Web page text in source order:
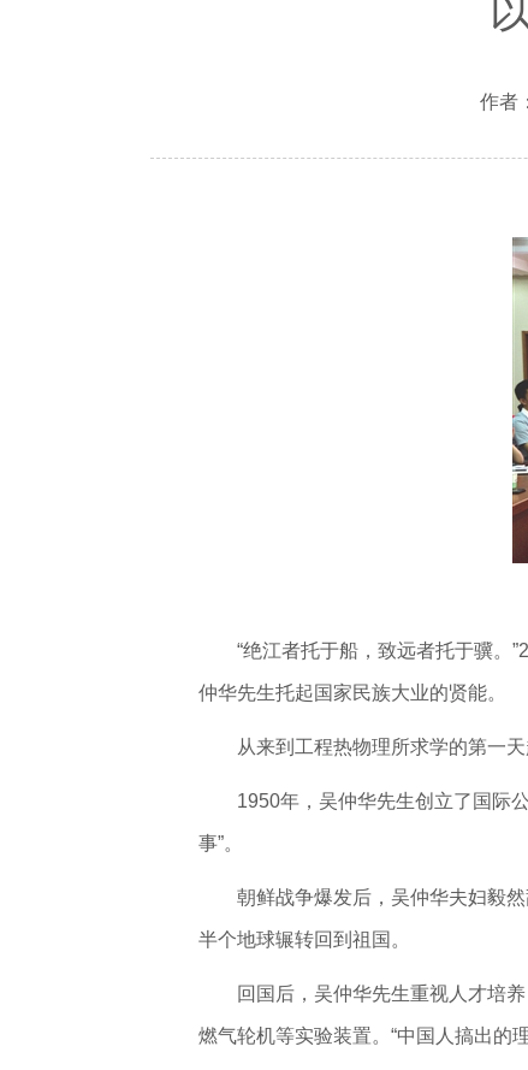
作者
“绝江者托于船，致远者托于骥。
仲华先生托起国家民族大业的贤能。
从来到工程热物理所求学的第一
1950年，吴仲华先生创立了国际
事”。
朝鲜战争爆发后，吴仲华夫妇毅
半个地球辗转回到祖国。
回国后，吴仲华先生重视人才培
燃气轮机等实验装置。“中国人搞出的